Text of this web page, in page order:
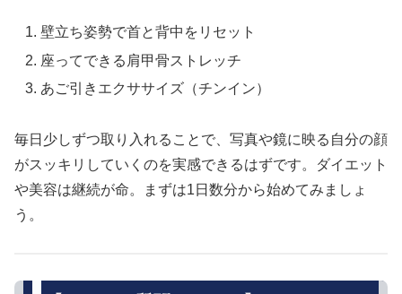
壁立ち姿勢で首と背中をリセット
座ってできる肩甲骨ストレッチ
あご引きエクササイズ（チンイン）
毎日少しずつ取り入れることで、写真や鏡に映る自分の顔
がスッキリしていくのを実感できるはずです。ダイエット
や美容は継続が命。まずは1日数分から始めてみましょ
う。